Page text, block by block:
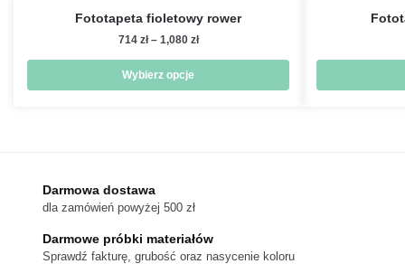
Fototapeta fioletowy rower
714 zł – 1,080 złZakres
714 zł
Wybierz opcje
Opcje
można
wybrać
Darmowa dostawa
dla zamówień powyżej 500 zł
Darmowe próbki materiałów
Sprawdź fakturę, grubość oraz nasycenie koloru